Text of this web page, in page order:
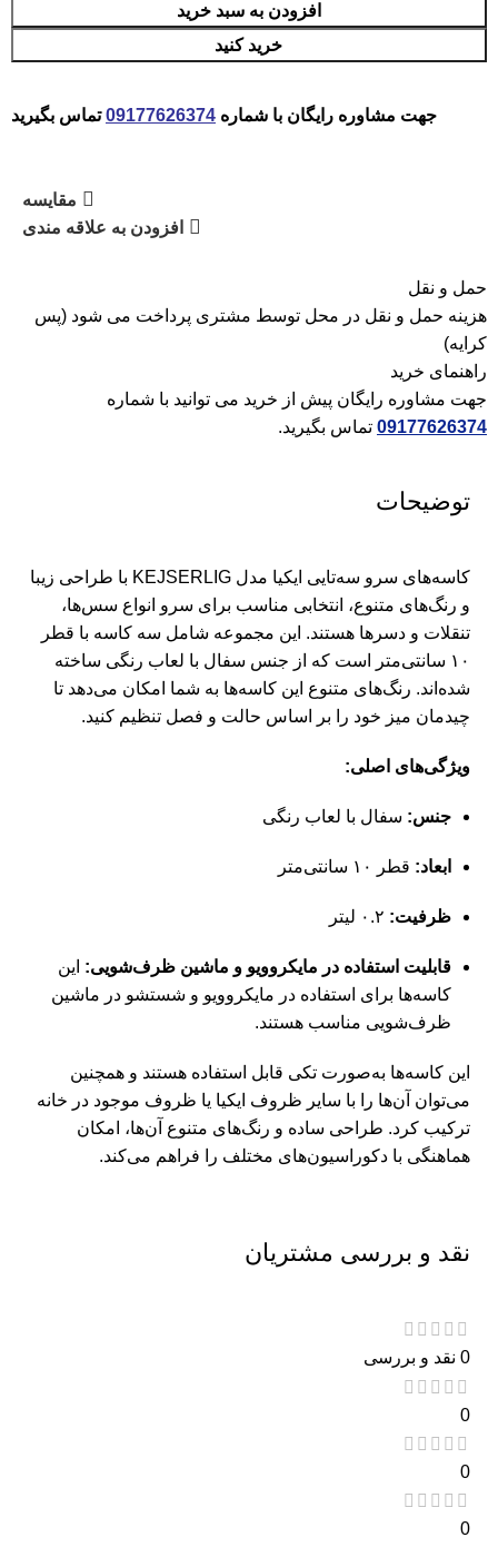
افزودن به سبد خرید
خرید کنید
جهت مشاوره رایگان با شماره 09177626374تماس بگیرید
مقایسه
افزودن به علاقه مندی
حمل و نقل
هزینه حمل و نقل در محل توسط مشتری پرداخت می شود (پس
کرایه)
راهنمای خرید
جهت مشاوره رایگان پیش از خرید می توانید با شماره
09177626374 تماس بگیرید.
توضیحات
کاسه‌های سرو سه‌تایی ایکیا مدل KEJSERLIG با طراحی زیبا
و رنگ‌های متنوع، انتخابی مناسب برای سرو انواع سس‌ها،
تنقلات و دسرها هستند. این مجموعه شامل سه کاسه با قطر
۱۰ سانتی‌متر است که از جنس سفال با لعاب رنگی ساخته
شده‌اند. رنگ‌های متنوع این کاسه‌ها به شما امکان می‌دهد تا
چیدمان میز خود را بر اساس حالت و فصل تنظیم کنید.
ویژگی‌های اصلی:
جنس: سفال با لعاب رنگی
ابعاد: قطر ۱۰ سانتی‌متر
ظرفیت: ۰.۲ لیتر
قابلیت استفاده در مایکروویو و ماشین ظرف‌شویی: این
کاسه‌ها برای استفاده در مایکروویو و شستشو در ماشین
ظرف‌شویی مناسب هستند.
این کاسه‌ها به‌صورت تکی قابل استفاده هستند و همچنین
می‌توان آن‌ها را با سایر ظروف ایکیا یا ظروف موجود در خانه
ترکیب کرد. طراحی ساده و رنگ‌های متنوع آن‌ها، امکان
هماهنگی با دکوراسیون‌های مختلف را فراهم می‌کند.
نقد و بررسی مشتریان
0 نقد و بررسی
0
0
0